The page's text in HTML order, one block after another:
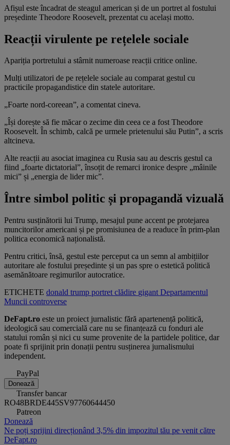
Afișul este încadrat de steagul american și de un portret al fostului
președinte Theodore Roosevelt, prezentat cu același motto.
Reacții virulente pe rețelele sociale
Apariția portretului a stârnit numeroase reacții critice online.
Mulți utilizatori de pe rețelele sociale au comparat gestul cu
practicile propagandistice din statele autoritare.
„Foarte nord-coreean”, a comentat cineva.
„Își dorește să fie măcar o zecime din ceea ce a fost Theodore
Roosevelt. În schimb, calcă pe urmele prietenului său Putin”, a scris
altcineva.
Alte reacții au asociat imaginea cu Rusia sau au descris gestul ca
fiind „foarte dictatorial”, însoțit de remarci ironice despre „mâinile
mici” și „energia de lider mic”.
Între simbol politic și propagandă vizuală
Pentru susținătorii lui Trump, mesajul pune accent pe protejarea
muncitorilor americani și pe promisiunea de a readuce în prim-plan
politica economică naționalistă.
Pentru critici, însă, gestul este perceput ca un semn al ambițiilor
autoritare ale fostului președinte și un pas spre o estetică politică
asemănătoare regimurilor autocratice.
ETICHETE donald trump portret clădire gigant Departamentul
Muncii controverse
DeFapt.ro este un proiect jurnalistic fără apartenență politică,
ideologică sau comercială care nu se finanțează cu fonduri ale
statului român și nici cu sume provenite de la partidele politice, dar
poate fi sprijinit prin donații pentru susținerea jurnalismului
independent.
PayPal
Donează
Transfer bancar
RO48BRDE445SV97760644450
Patreon
Donează
Ne poți sprijini direcționând 3,5% din impozitul tău pe venit către
DeFapt.ro